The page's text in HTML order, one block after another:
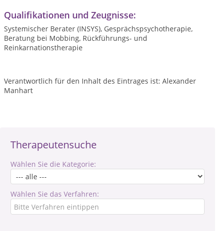
Therapeutensuche
Wählen Sie die Kategorie:
Wählen Sie das Verfahren:
Qualifikationen und Zeugnisse:
Systemischer Berater (INSYS), Gesprächspsychotherapie,
Beratung bei Mobbing, Rückführungs- und
Reinkarnationstherapie
Verantwortlich für den Inhalt des Eintrages ist: Alexander
Manhart